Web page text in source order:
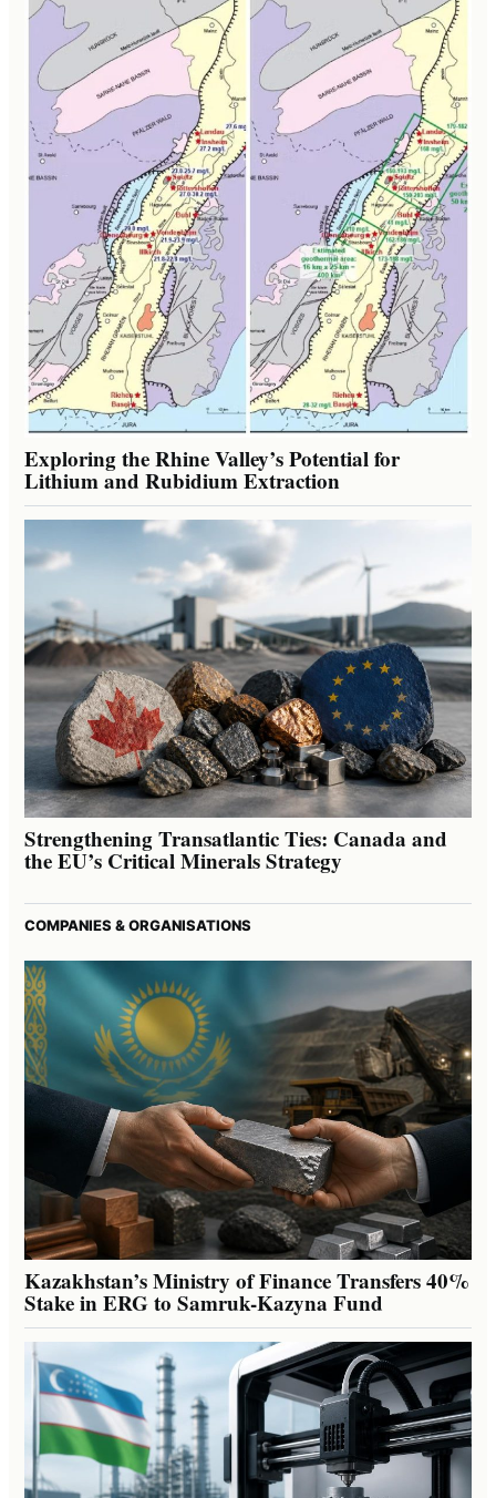
Exploring the Rhine Valley’s Potential for
Lithium and Rubidium Extraction
Strengthening Transatlantic Ties: Canada and
the EU’s Critical Minerals Strategy
COMPANIES & ORGANISATIONS
Kazakhstan’s Ministry of Finance Transfers 40%
Stake in ERG to Samruk-Kazyna Fund